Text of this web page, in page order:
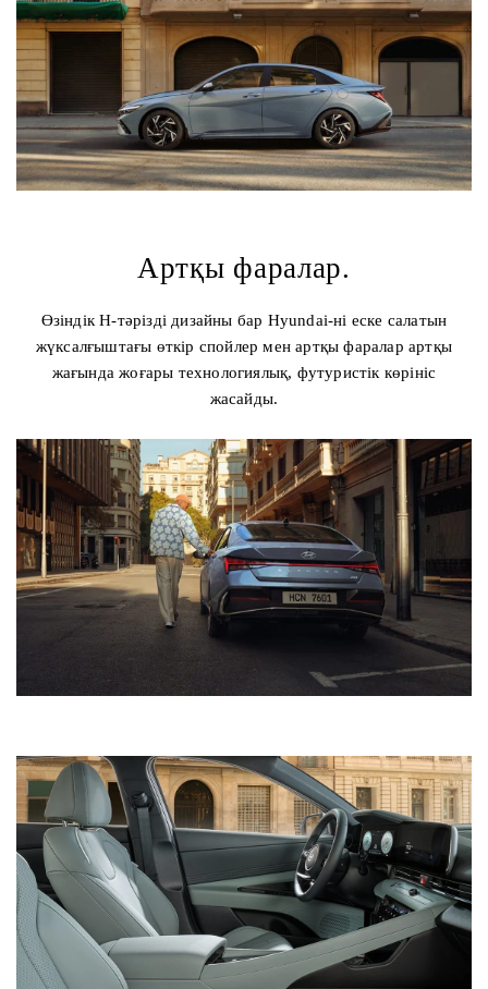
Артқы фаралар.
Өзіндік H-тәрізді дизайны бар Hyundai-ні еске салатын
жүксалғыштағы өткір спойлер мен артқы фаралар артқы
жағында жоғары технологиялық, футуристік көрініс
жасайды.